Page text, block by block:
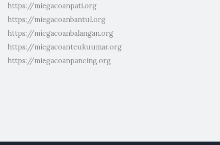
https://miegacoanpati.org
https://miegacoanbantul.org
https://miegacoanbalangan.org
https://miegacoanteukuumar.org
https://miegacoanpancing.org